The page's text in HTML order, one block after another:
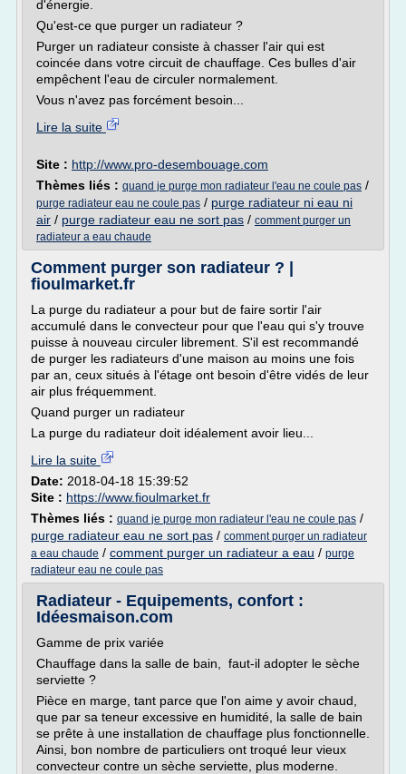
d'énergie.
Qu'est-ce que purger un radiateur ?
Purger un radiateur consiste à chasser l'air qui est
coincée dans votre circuit de chauffage. Ces bulles d'air
empêchent l'eau de circuler normalement.
Vous n'avez pas forcément besoin...
Lire la suite
Site : http://www.pro-desembouage.com
Thèmes liés : quand je purge mon radiateur l'eau ne coule pas /
purge radiateur eau ne coule pas / purge radiateur ni eau ni
air / purge radiateur eau ne sort pas / comment purger un
radiateur a eau chaude
Comment purger son radiateur ? |
fioulmarket.fr
La purge du radiateur a pour but de faire sortir l'air
accumulé dans le convecteur pour que l'eau qui s'y trouve
puisse à nouveau circuler librement. S'il est recommandé
de purger les radiateurs d'une maison au moins une fois
par an, ceux situés à l'étage ont besoin d'être vidés de leur
air plus fréquemment.
Quand purger un radiateur
La purge du radiateur doit idéalement avoir lieu...
Lire la suite
Date: 2018-04-18 15:39:52
Site : https://www.fioulmarket.fr
Thèmes liés : quand je purge mon radiateur l'eau ne coule pas /
purge radiateur eau ne sort pas / comment purger un radiateur
a eau chaude / comment purger un radiateur a eau / purge
radiateur eau ne coule pas
Radiateur - Equipements, confort :
Idéesmaison.com
Gamme de prix variée
Chauffage dans la salle de bain, faut-il adopter le sèche
serviette ?
Pièce en marge, tant parce que l'on aime y avoir chaud,
que par sa teneur excessive en humidité, la salle de bain
se prête à une installation de chauffage plus fonctionnelle.
Ainsi, bon nombre de particuliers ont troqué leur vieux
convecteur contre un sèche serviette, plus moderne.